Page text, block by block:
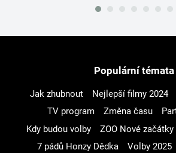
Populární témata
Jak zhubnout Nejlepší filmy 2024
TV program
Změna času
Kdy budou volby
ZOO Nové začátky
7 pádů Honzy Dědka
Volby 2025